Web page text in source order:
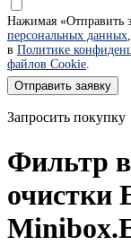
Нажимая «Отправить
персональных данных
в Политике
файлов Cookie.
Отправить заявку
Запросить покупку
Фильтр
очистки